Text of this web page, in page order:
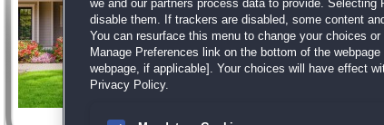
Wimmelbild |
Finde
Löse
we and our partners process data to provide. Selecting
disable them. If trackers are disabled, some content
You can resurface this menu to change your choices
Manage Preferences link on the bottom of the
webpage, if applicable]. Your choices will have effect
Privacy Policy.